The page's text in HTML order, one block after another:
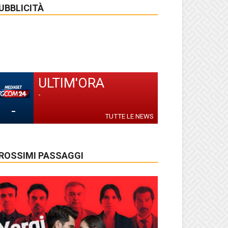
-
ULTIM'ORA
-
TUTTE LE NEWS
PASSAGGI